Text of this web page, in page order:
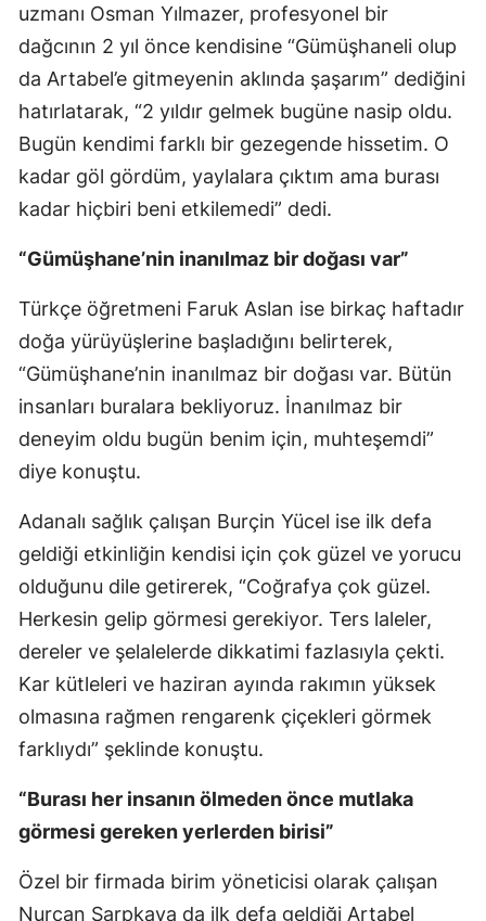
Zonguldak
Aksaray
Bayburt
Karaman
Kırıkkale
Batman
Şırnak
Bartın
Ardahan
Iğdır
Karabük
Kilis
Osmaniye
Düzce
uzmanı Osman Yılmazer, profesyonel bir
dağcının 2 yıl önce kendisine “Gümüşhaneli olup
da Artabel’e gitmeyenin aklında şaşarım” dediğini
hatırlatarak, “2 yıldır gelmek bugüne nasip oldu.
Bugün kendimi farklı bir gezegende hissetim. O
kadar göl gördüm, yaylalara çıktım ama burası
kadar hiçbiri beni etkilemedi” dedi.
“Gümüşhane’nin inanılmaz bir doğası var”
Türkçe öğretmeni Faruk Aslan ise birkaç haftadır
doğa yürüyüşlerine başladığını belirterek,
“Gümüşhane’nin inanılmaz bir doğası var. Bütün
insanları buralara bekliyoruz. İnanılmaz bir
deneyim oldu bugün benim için, muhteşemdi”
diye konuştu.
Adanalı sağlık çalışan Burçin Yücel ise ilk defa
geldiği etkinliğin kendisi için çok güzel ve yorucu
olduğunu dile getirerek, “Coğrafya çok güzel.
Herkesin gelip görmesi gerekiyor. Ters laleler,
dereler ve şelalelerde dikkatimi fazlasıyla çekti.
Kar kütleleri ve haziran ayında rakımın yüksek
olmasına rağmen rengarenk çiçekleri görmek
farklıydı” şeklinde konuştu.
“Burası her insanın ölmeden önce mutlaka
görmesi gereken yerlerden birisi”
Özel bir firmada birim yöneticisi olarak çalışan
Nurcan Sarpkaya da ilk defa geldiği Artabel